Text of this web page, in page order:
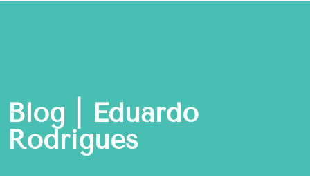
Blog | Eduardo
Rodrigues